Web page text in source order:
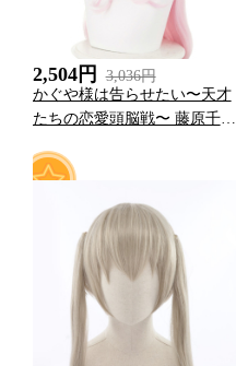
2,504円
3,036円
かぐや様は告らせたい〜天才
たちの恋愛頭脳戦〜 藤原千花
かつら ウィッグ